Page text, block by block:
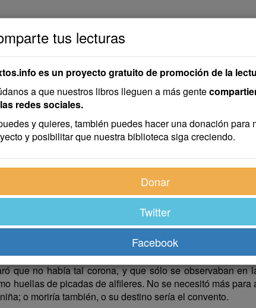
mi amigo Sabino Ruilópez acerca de su próximo
pues tenía dos años más que yo—, ¿pensarás que no
Yo miro las cosas equilibradamente, y no veo en esas
del padre del novio, por tanto, prima segunda de
que se le pusiese de nombre María del Martirio, y
que no había tal corona, y que sólo se observaban
huellas de picadas de alfileres. No se necesitó más
o moriría también, o su destino sería el convento.
tus lecturas
es un proyecto gratuito de promoción de la
a que nuestros libros lleguen a más gente
redes sociales.
y quieres, también puedes hacer una donación para
y posibilitar que nuestra biblioteca siga creciendo.
Donar
Twitter
Facebook